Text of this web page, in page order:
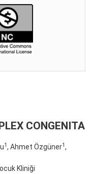
CONGENITA
1, Ahmet Özgüner1,
Kliniği